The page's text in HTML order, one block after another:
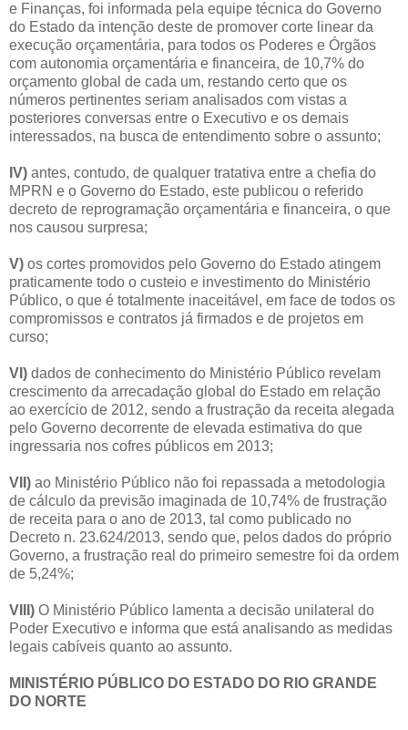
e Finanças, foi informada pela equipe técnica do Governo
do Estado da intenção deste de promover corte linear da
execução orçamentária, para todos os Poderes e Órgãos
com autonomia orçamentária e financeira, de 10,7% do
orçamento global de cada um, restando certo que os
números pertinentes seriam analisados com vistas a
posteriores conversas entre o Executivo e os demais
interessados, na busca de entendimento sobre o assunto;
IV) antes, contudo, de qualquer tratativa entre a chefia do
MPRN e o Governo do Estado, este publicou o referido
decreto de reprogramação orçamentária e financeira, o que
nos causou surpresa;
V) os cortes promovidos pelo Governo do Estado atingem
praticamente todo o custeio e investimento do Ministério
Público, o que é totalmente inaceitável, em face de todos os
compromissos e contratos já firmados e de projetos em
curso;
VI) dados de conhecimento do Ministério Público revelam
crescimento da arrecadação global do Estado em relação
ao exercício de 2012, sendo a frustração da receita alegada
pelo Governo decorrente de elevada estimativa do que
ingressaria nos cofres públicos em 2013;
VII) ao Ministério Público não foi repassada a metodologia
de cálculo da previsão imaginada de 10,74% de frustração
de receita para o ano de 2013, tal como publicado no
Decreto n. 23.624/2013, sendo que, pelos dados do próprio
Governo, a frustração real do primeiro semestre foi da ordem
de 5,24%;
VIII) O Ministério Público lamenta a decisão unilateral do
Poder Executivo e informa que está analisando as medidas
legais cabíveis quanto ao assunto.
MINISTÉRIO PÚBLICO DO ESTADO DO RIO GRANDE
DO NORTE